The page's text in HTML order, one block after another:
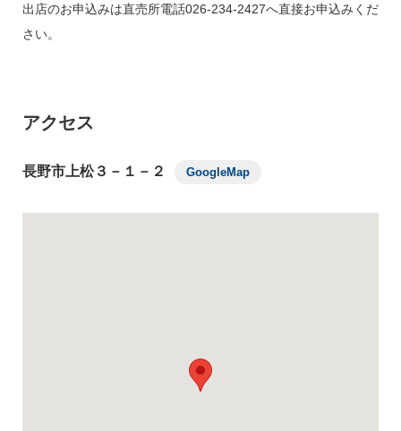
出店のお申込みは直売所電話026-234-2427へ直接お申込みくだ
さい。
アクセス
長野市上松３－１－２ GoogleMap